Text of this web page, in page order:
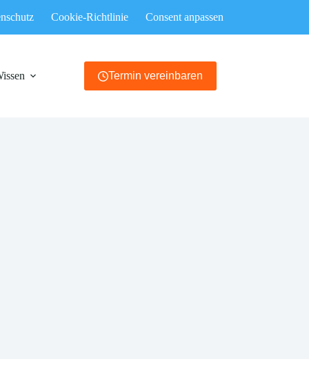
Cookie-Richtlinie Consent anpassen
Termin vereinbaren